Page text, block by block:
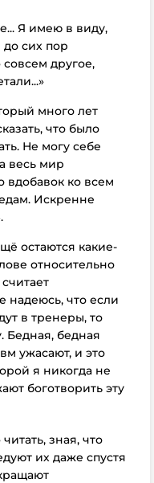
Я имею в виду,
до сих пор
совсем другое,
много лет
что было
Не могу себе
весь мир
вдобавок ко всем
Искренне
остаются какие-
относительно
надеюсь, что если
в тренеры, то
Бедная, бедная
ужасают, и это
я никогда не
боготворить эту
читать, зная, что
их даже спустя